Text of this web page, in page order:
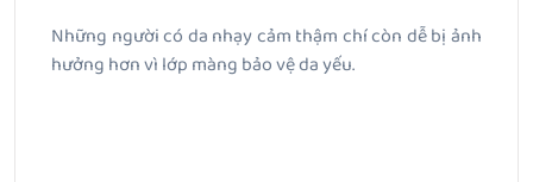
Những người có da nhạy cảm thậm chí còn dễ bị ảnh
hưởng hơn vì lớp màng bảo vệ da yếu.